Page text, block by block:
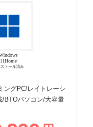
11Home
ストール済み
ングPC/レイトレーシ
/BTOパソコン/大容量